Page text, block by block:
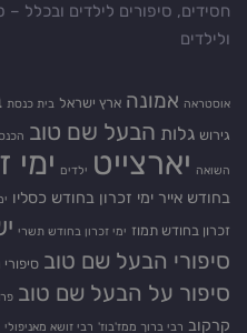
חסידים, סיפורים לילדים ובכלל –
ולילדים
אוסטראה אמונה ארץ ישראל בית כנסת
גירוש גלות הבעל שם טוב
השואה יארצייט ילדים ימי
בחודש אייר ימי זכרון בחודש כסליו
זכרון בחודש תמוז ימי זכרון בחודש תשרי
סיפורי הבעל שם טוב
סיפור על הבעל שם טוב
קרקוב רבי ברוך ממז'בוז' רבי זושא מאניפולי